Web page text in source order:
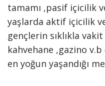
tamamı ,pasif içicilik
yaşlarda aktif içicilik
gençlerin sıklıkla
kahvehane ,gazino
en yoğun yaşandığı